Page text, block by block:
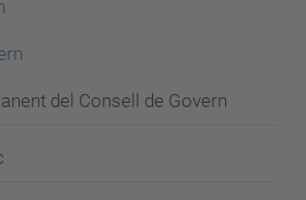
del Consell de Govern